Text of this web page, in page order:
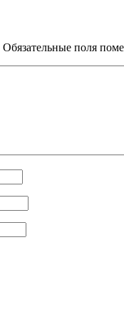
Обязательные поля